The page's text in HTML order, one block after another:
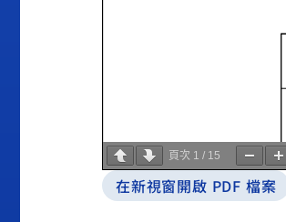
頁次 1 / 15
在新視窗開啟 PDF 檔案